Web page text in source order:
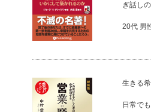
ぎ話し
20代 男
生きる
日常で